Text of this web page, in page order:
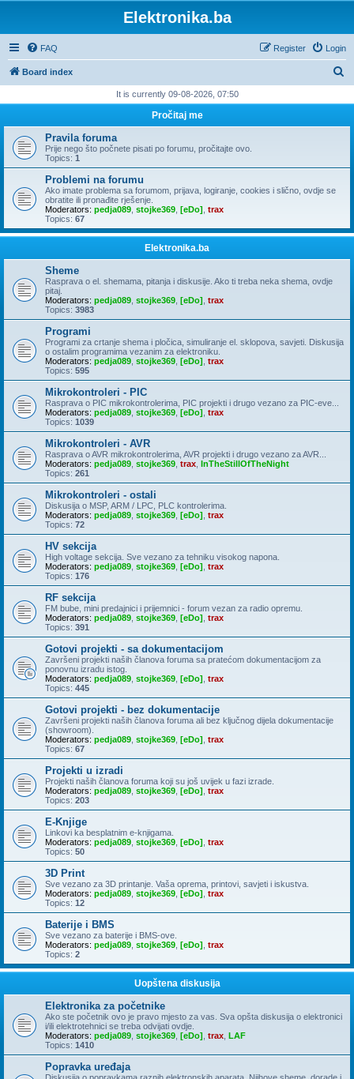
Elektronika.ba
FAQ Login
Register
Board index
r
h
It is currently 09-08-2026, 07:50
Pročitaj me
Pravila foruma
Prije nego što počnete pisati po forumu, pročitajte ovo.
Topics: 1
Problemi na forumu
Ako imate problema sa forumom, prijava, logiranje, cookies i slično, ovdje se
obratite ili pronađite rješenje.
Moderators: pedja089 stojke369 [eDo] trax
Topics: 67
Elektronika.ba
Sheme
Rasprava o el. shemama, pitanja i diskusije. Ako ti treba neka shema, ovdje
pitaj.
Moderators: pedja089 stojke369 [eDo] trax
Topics: 3983
Programi
Programi za crtanje shema i pločica, simuliranje el. sklopova, savjeti. Diskusija
o ostalim programima vezanim za elektroniku.
Moderators: pedja089 stojke369 [eDo] trax
Topics: 595
Mikrokontroleri - PIC
Rasprava o PIC mikrokontrolerima, PIC projekti i drugo vezano za PIC-eve...
Moderators: pedja089 stojke369 [eDo] trax
Topics: 1039
Mikrokontroleri - AVR
Rasprava o AVR mikrokontrolerima, AVR projekti i drugo vezano za AVR...
Moderators: pedja089 stojke369 trax InTheStillOfTheNight
Topics: 261
Mikrokontroleri - ostali
Diskusija o MSP, ARM / LPC, PLC kontrolerima.
Moderators: pedja089 stojke369 [eDo] trax
Topics: 72
HV sekcija
High voltage sekcija. Sve vezano za tehniku visokog napona.
Moderators: pedja089 stojke369 [eDo] trax
Topics: 176
RF sekcija
FM bube, mini predajnici i prijemnici - forum vezan za radio opremu.
Moderators: pedja089 stojke369 [eDo] trax
Topics: 391
Gotovi projekti - sa dokumentacijom
Završeni projekti naših članova foruma sa pratećom dokumentacijom za
ponovnu izradu istog.
Moderators: pedja089 stojke369 [eDo] trax
Topics: 445
Gotovi projekti - bez dokumentacije
Završeni projekti naših članova foruma ali bez ključnog dijela dokumentacije
(showroom).
Moderators: pedja089 stojke369 [eDo] trax
Topics: 67
Projekti u izradi
Projekti naših članova foruma koji su još uvijek u fazi izrade.
Moderators: pedja089 stojke369 [eDo] trax
Topics: 203
E-Knjige
Linkovi ka besplatnim e-knjigama.
Moderators: pedja089 stojke369 [eDo] trax
Topics: 50
3D Print
Sve vezano za 3D printanje. Vaša oprema, printovi, savjeti i iskustva.
Moderators: pedja089 stojke369 [eDo] trax
Topics: 12
Baterije i BMS
Sve vezano za baterije i BMS-ove.
Moderators: pedja089 stojke369 [eDo] trax
Topics: 2
Uopštena diskusija
Elektronika za početnike
Ako ste početnik ovo je pravo mjesto za vas. Sva opšta diskusija o elektronici
i/ili elektrotehnici se treba odvijati ovdje.
Moderators: pedja089 stojke369 [eDo] trax LAF
Topics: 1410
Popravka uređaja